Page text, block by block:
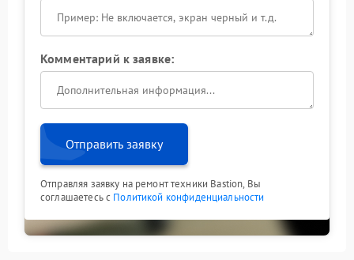
Комментарий к заявке:
Отправить заявку
Отправляя заявку на ремонт техники Bastion, Вы
соглашаетесь с Политикой конфиденциальности